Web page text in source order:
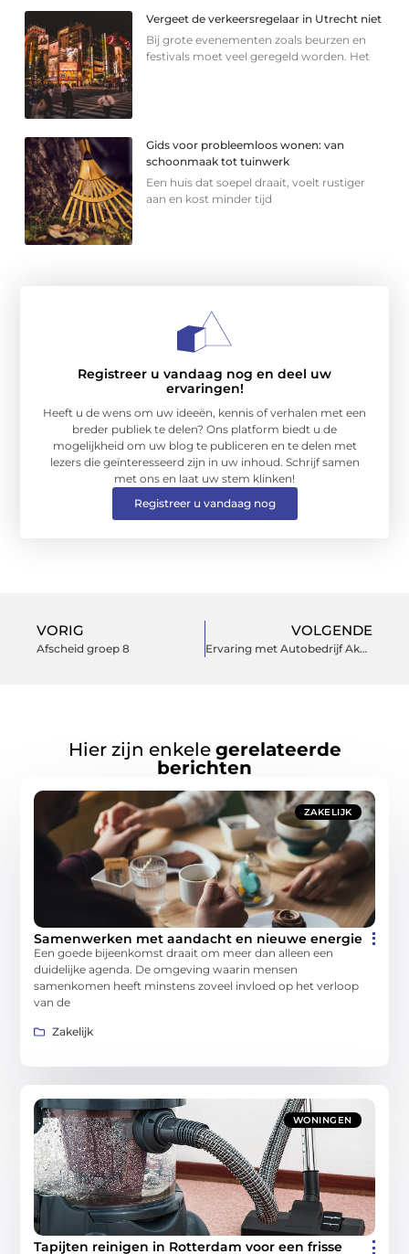
Vergeet de verkeersregelaar in Utrecht niet
Bij grote evenementen zoals beurzen en
festivals moet veel geregeld worden. Het
Gids voor probleemloos wonen: van
schoonmaak tot tuinwerk
Een huis dat soepel draait, voelt rustiger
aan en kost minder tijd
Registreer u vandaag nog en deel uw
ervaringen!
Heeft u de wens om uw ideeën, kennis of verhalen met een
breder publiek te delen? Ons platform biedt u de
mogelijkheid om uw blog te publiceren en te delen met
lezers die geïnteresseerd zijn in uw inhoud. Schrijf samen
met ons en laat uw stem klinken!
Registreer u vandaag nog
VORIG
Afscheid groep 8
VOLGENDE
Ervaring met Autobedrijf Akkrum
Hier zijn enkele gerelateerde
berichten
ZAKELIJK
Samenwerken met aandacht en nieuwe energie
Een goede bijeenkomst draait om meer dan alleen een
duidelijke agenda. De omgeving waarin mensen
samenkomen heeft minstens zoveel invloed op het verloop
van de
Zakelijk
WONINGEN
Tapijten reinigen in Rotterdam voor een frisse